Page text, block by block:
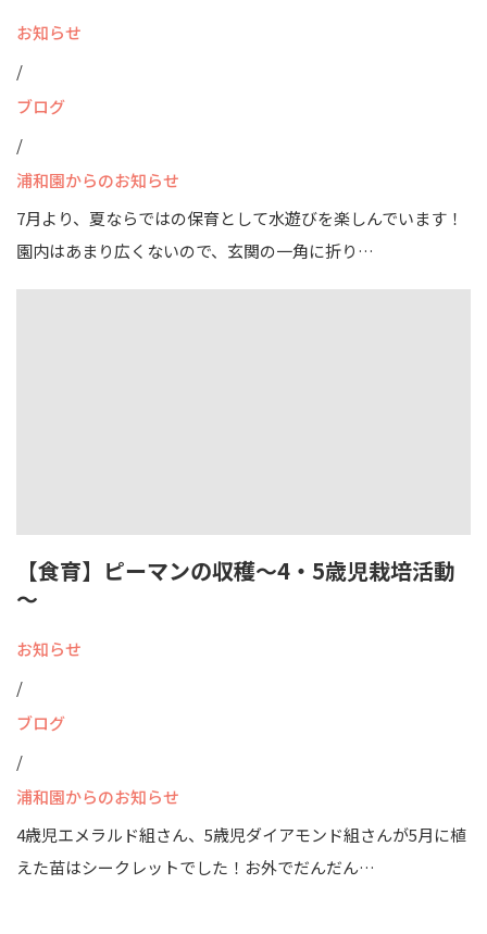
お知らせ
/
ブログ
/
浦和園からのお知らせ
7月より、夏ならではの保育として水遊びを楽しんでいます！
園内はあまり広くないので、玄関の一角に折り…
【食育】ピーマンの収穫～4・5歳児栽培活動
～
お知らせ
/
ブログ
/
浦和園からのお知らせ
4歳児エメラルド組さん、5歳児ダイアモンド組さんが5月に植
えた苗はシークレットでした！お外でだんだん…